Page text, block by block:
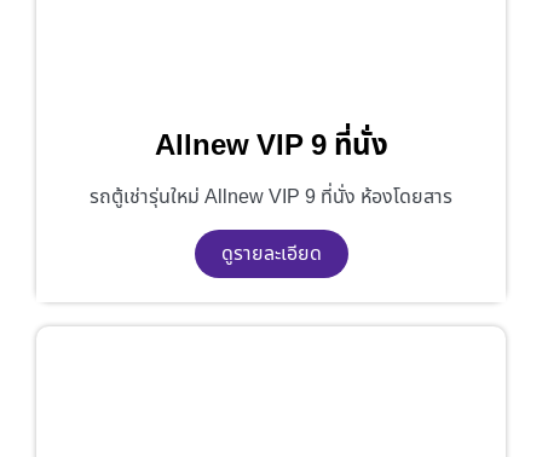
Allnew VIP 9 ที่นั่ง
รถตู้เช่ารุ่นใหม่ Allnew VIP 9 ที่นั่ง ห้องโดยสาร
ดูรายละเอียด